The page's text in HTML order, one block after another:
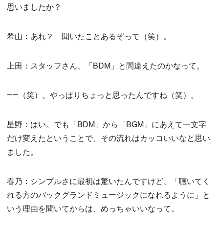
思いましたか？
希山：あれ？ 聞いたことあるぞって（笑）。
上田：スタッフさん、「BDM」と間違えたのかなって。
――（笑）。やっぱりちょっと思ったんですね（笑）。
星野：はい。でも「BDM」から「BGM」にあえて一文字
だけ変えたということで、その流れはカッコいいなと思い
ました。
春乃：シンプルさに最初は驚いたんですけど、「聴いてく
れる方のバックグランドミュージックになれるように」と
いう理由を聞いてからは、めっちゃいいなって。